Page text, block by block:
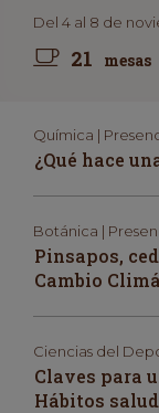
Del 4 al 8 de
21 mesas
Química |
¿Qué hace
Botánica |
Pinsapos,
Cambio
Ciencias del
Claves para
Hábitos